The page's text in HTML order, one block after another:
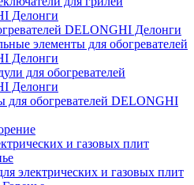
Делонги
DELONGHI Делонги
элементы для обогревателей
Делонги
для обогревателей
Делонги
для обогревателей DELONGHI
и газовых плит
электрических и газовых плит